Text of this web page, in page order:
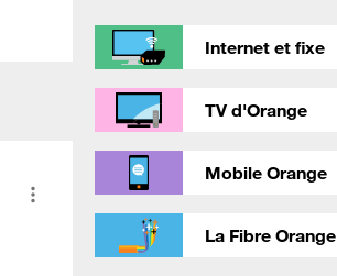
Internet et fixe
TV d'Orange
Mobile Orange
La Fibre Orange